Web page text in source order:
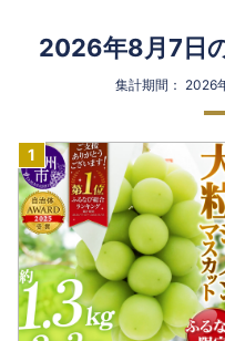
2026年8月7日
集計期間： 2026